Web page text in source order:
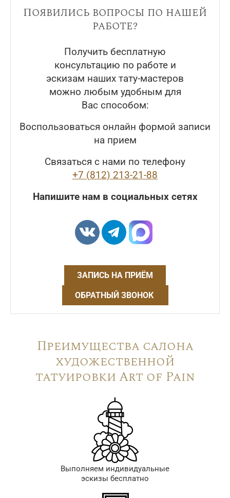
Появились вопросы по нашей
работе?
Получить бесплатную
консультацию по работе и
эскизам наших тату-мастеров
можно любым удобным для
Вас способом:
Воспользоваться онлайн формой записи
на прием
Связаться с нами по телефону
+7 (812) 213-21-88
Напишите нам в социальных сетях
ЗАПИСЬ НА ПРИЁМ
ОБРАТНЫЙ ЗВОНОК
Преимущества салона
художественной
татуировки Art of Pain
Выполняем индивидуальные
эскизы бесплатно